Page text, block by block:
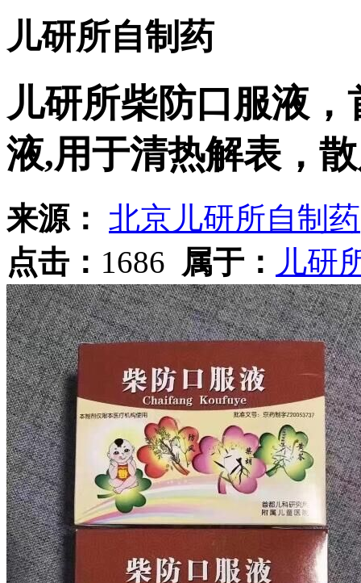
儿研所自制药
儿研所柴防口服液
液,用于清热解表，
来源： 北京儿研所自制药
点击： 1686 属于： 儿研